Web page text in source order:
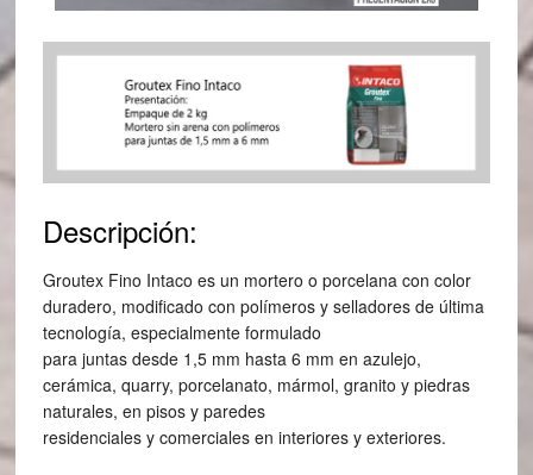
Descripción:
Groutex Fino Intaco es un mortero o porcelana con color
duradero, modificado con polímeros y selladores de última
tecnología, especialmente formulado
para juntas desde 1,5 mm hasta 6 mm en azulejo,
cerámica, quarry, porcelanato, mármol, granito y piedras
naturales, en pisos y paredes
residenciales y comerciales en interiores y exteriores.